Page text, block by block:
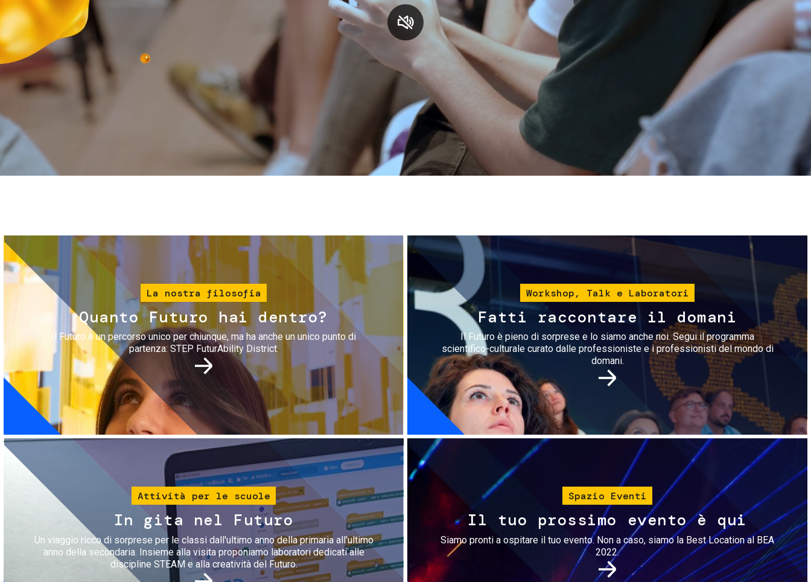
Servizi e accessibilità
Contatti
Immagine
La nostra filosofia
Quanto Futuro hai dentro?
Il Futuro è un percorso unico per chiunque, ma ha anche un unico punto di
partenza: STEP FuturAbility District.
Immagine
Workshop, Talk e Laboratori
Fatti raccontare il domani
Il Futuro è pieno di sorprese e lo siamo anche noi. Segui il programma
scientifico-culturale curato dalle professioniste e i professionisti del mondo di
domani.
Immagine
Attività per le scuole
In gita nel Futuro
Un viaggio ricco di sorprese per le classi dall'ultimo anno della primaria all'ultimo
anno della secondaria. Insieme alla visita proponiamo laboratori dedicati alle
discipline STEAM e alla creatività del Futuro.
Immagine
Spazio Eventi
Il tuo prossimo evento è qui
Siamo pronti a ospitare il tuo evento. Non a caso, siamo la Best Location al BEA
2022.